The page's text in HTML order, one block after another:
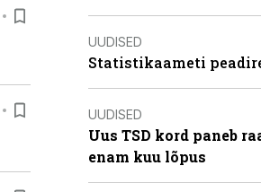
UUDISED
Statistikaameti
UUDISED
Uus TSD kord paneb
enam kuu lõpus